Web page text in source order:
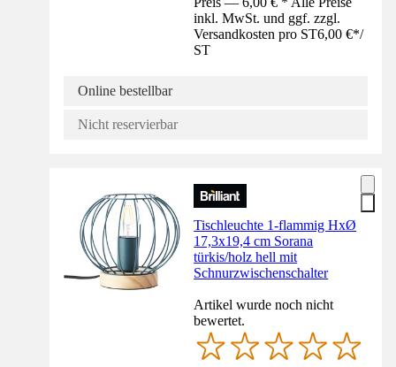
inkl. MwSt. und ggf. zzgl.
Versandkosten pro ST6,00 €*/
ST
Online bestellbar
Nicht reservierbar
Tischleuchte 1-flammig HxØ
17,3x19,4 cm Sorana
türkis/holz hell mit
Schnurzwischenschalter
Artikel wurde noch nicht
bewertet.